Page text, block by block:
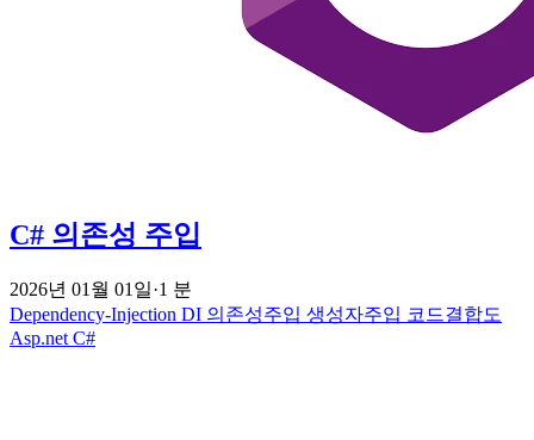
C# 의존성 주입
2026년 01월 01일·1 분
Dependency-Injection DI 의존성주입 생성자주입 코드결합도
Asp.net C#